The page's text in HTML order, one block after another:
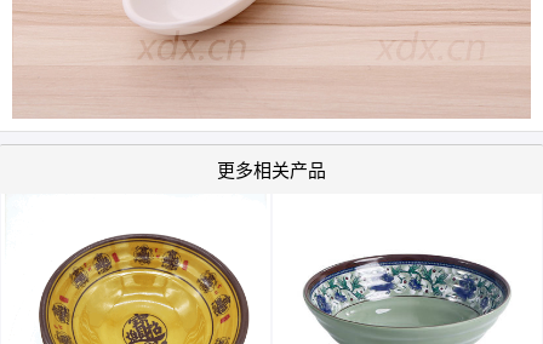
更多相关产品